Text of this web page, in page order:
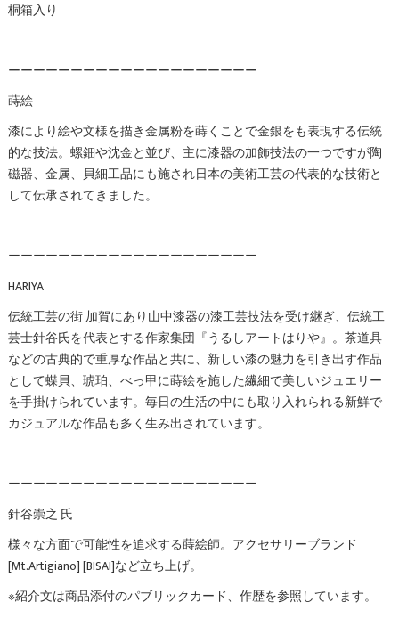
桐箱入り
ーーーーーーーーーーーーーーーーーーーー
蒔絵
漆により絵や文様を描き金属粉を蒔くことで金銀をも表現する伝統
的な技法。螺鈿や沈金と並び、主に漆器の加飾技法の一つですが陶
磁器、金属、貝細工品にも施され日本の美術工芸の代表的な技術と
して伝承されてきました。
ーーーーーーーーーーーーーーーーーーーー
HARIYA
伝統工芸の街 加賀にあり山中漆器の漆工芸技法を受け継ぎ、伝統工
芸士針谷氏を代表とする作家集団『うるしアートはりや』。茶道具
などの古典的で重厚な作品と共に、新しい漆の魅力を引き出す作品
として蝶貝、琥珀、べっ甲に蒔絵を施した繊細で美しいジュエリー
を手掛けられています。毎日の生活の中にも取り入れられる新鮮で
カジュアルな作品も多く生み出されています。
ーーーーーーーーーーーーーーーーーーーー
針谷崇之 氏
様々な方面で可能性を追求する蒔絵師。アクセサリーブランド
[Mt.Artigiano] [BISAI]など立ち上げ。
※紹介文は商品添付のパブリックカード、作歴を参照しています。